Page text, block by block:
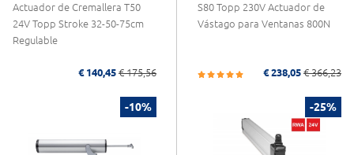
Actuador de Cremallera T50
24V Topp Stroke 32-50-75cm
Regulable
€ 140,45 € 175,56
S80 Topp 230V Actuador de
Vástago para Ventanas 800N
€ 238,05 € 366,23
-10% -25%